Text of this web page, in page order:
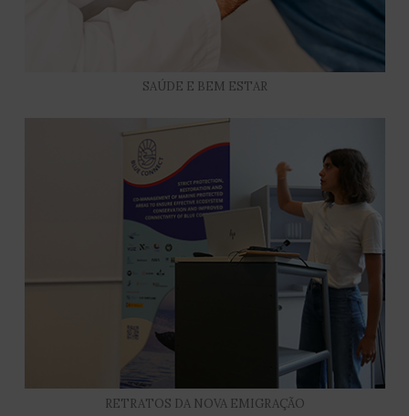
SAÚDE E BEM ESTAR
RETRATOS DA NOVA EMIGRAÇÃO